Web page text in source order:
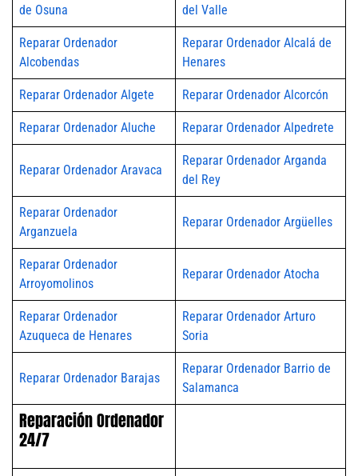
de Osuna
del Valle
Reparar Ordenador
Alcobendas
Reparar Ordenador Alcalá de
Henares
Reparar Ordenador Algete Reparar Ordenador Alcorcón
Reparar Ordenador Aluche Reparar Ordenador Alpedrete
Reparar Ordenador Aravaca
Reparar Ordenador Arganda
del Rey
Reparar Ordenador
Arganzuela
Reparar Ordenador Argüelles
Reparar Ordenador
Arroyomolinos
Reparar Ordenador Atocha
Reparar Ordenador
Azuqueca de Henares
Reparar Ordenador Arturo
Soria
Reparar Ordenador Barajas
Reparar Ordenador Barrio de
Salamanca
Reparación Ordenador
24/7